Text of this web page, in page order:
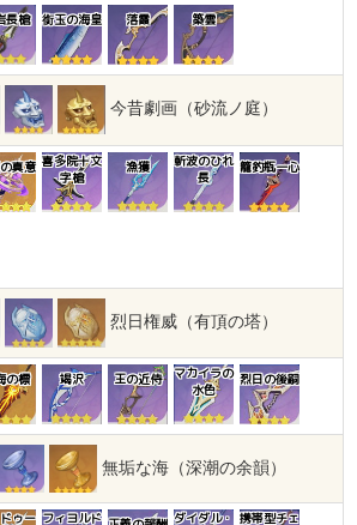
長槍 銜玉の海皇 落霞 築雲
今昔劇画（砂流ノ庭）
真意 喜多院十文
字槍
漁獲
斬波のひれ
長
籠釣瓶一心
烈日権威（有頂の塔）
の標 竭沢 王の近侍
マカイラの
水色
烈日の後嗣
無垢な海（深潮の余韻）
ゥー フィヨルド
ダイダル・ 携帯型チェ